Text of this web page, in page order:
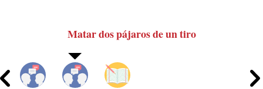
Matar dos pájarosde un tiro